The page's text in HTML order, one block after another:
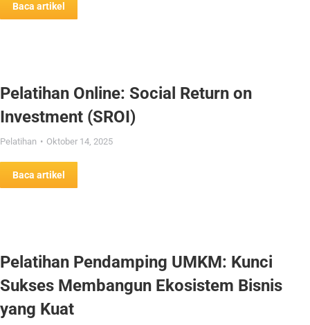
Baca artikel
Pelatihan Online: Social Return on
Investment (SROI)
Pelatihan Oktober 14, 2025
Baca artikel
Pelatihan Pendamping UMKM: Kunci
Sukses Membangun Ekosistem Bisnis
yang Kuat